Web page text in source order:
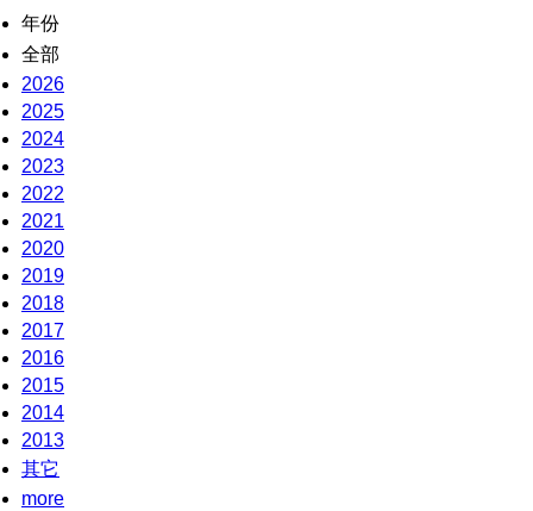
年份
全部
2026
2025
2024
2023
2022
2021
2020
2019
2018
2017
2016
2015
2014
2013
其它
more